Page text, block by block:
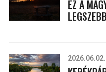
EZ A